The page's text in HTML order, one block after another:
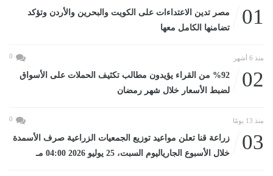
01
مصر تدين الاعتداءات على الكويت والبحرين والأردن وتؤكد
تضامنها الكامل معها
منذ 6 أشهر 0
02
%92 من القراء يؤيدون مطالب تكثيف الحملات على الأسواق
لضبط الأسعار خلال شهر رمضان
منذ 13 يومًا 0
03
زراعة قنا تعلن مواعيد توزيع الجمعيات الزراعية صرف الأسمدة
خلال الأسبوع الجارياليوم السبت، 25 يوليو 2026 04:00 مـ